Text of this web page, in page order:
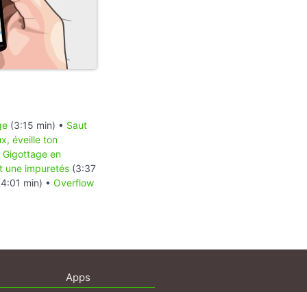
(3:15 min) • Saut
éveille ton
Gigottage en
une impuretés (3:37
min) • Overflow
Apps